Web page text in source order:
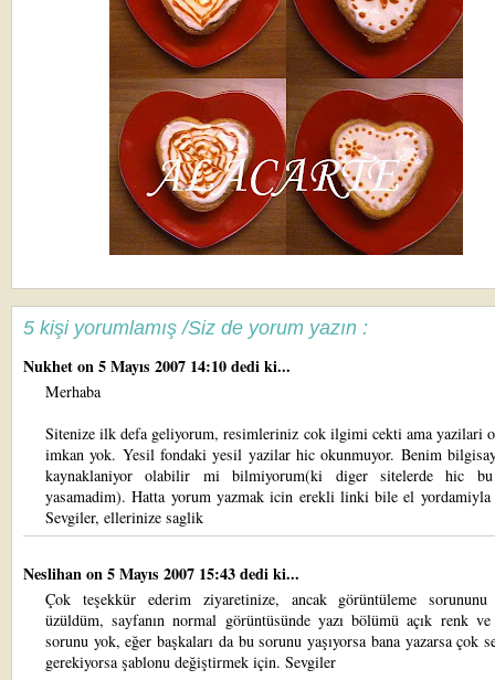
5 kişi yorumlamış /Siz de yorum yazın :
Nukheton 5 Mayıs 2007 14:10 dedi ki...
Merhaba
Sitenize ilk defa geliyorum, resimleriniz cok ilgimi cekti ama yazilari
imkan yok. Yesil fondaki yesil yazilar hic okunmuyor. Benim
kaynaklaniyor olabilir mi bilmiyorum(ki diger sitelerde hic
yasamadim). Hatta yorum yazmak icin erekli linki bile el yordamiyla
Sevgiler, ellerinize saglik
Neslihanon 5 Mayıs 2007 15:43 dedi ki...
Çok teşekkür ederim ziyaretinize, ancak görüntüleme
üzüldüm, sayfanın normal görüntüsünde yazı bölümü açık renk
sorunu yok, eğer başkaları da bu sorunu yaşıyorsa bana yazarsa çok
gerekiyorsa şablonu değiştirmek için. Sevgiler